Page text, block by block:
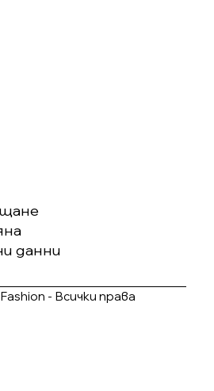
данни
- Всички права